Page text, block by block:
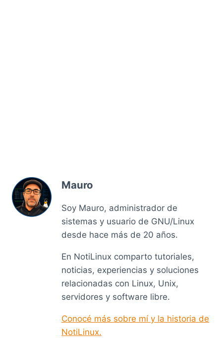
Mauro
Soy Mauro, administrador de
sistemas y usuario de GNU/Linux
desde hace más de 20 años.
En NotiLinux comparto tutoriales,
noticias, experiencias y soluciones
relacionadas con Linux, Unix,
servidores y software libre.
Conocé más sobre mí y la historia de
NotiLinux.